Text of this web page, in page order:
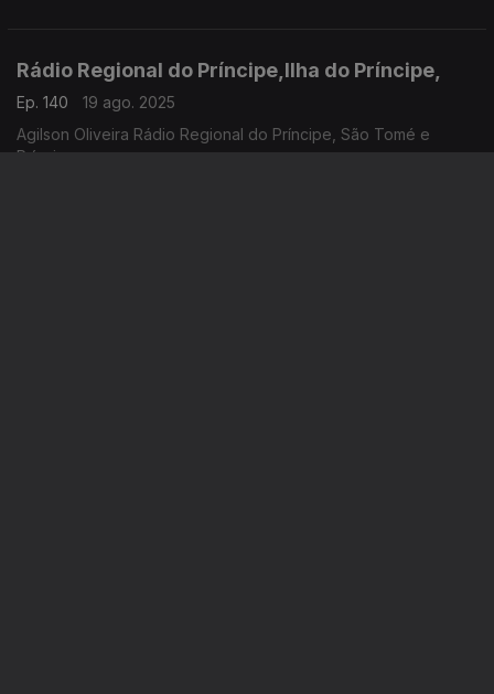
Rádio Regional do Príncipe,Ilha do Príncipe,
Ep. 140
19 ago. 2025
Agilson Oliveira Rádio Regional do Príncipe, São Tomé e
Príncipe